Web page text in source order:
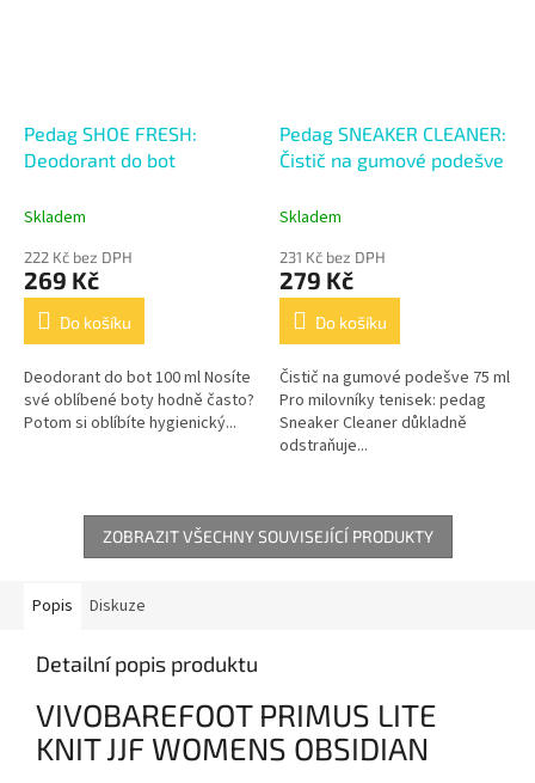
Pedag SHOE FRESH:
Deodorant do bot
Skladem
222 Kč bez DPH
269 Kč
Do košíku
Deodorant do bot 100 ml Nosíte
své oblíbené boty hodně často?
Potom si oblíbíte hygienický...
Pedag SNEAKER CLEANER:
Čistič na gumové podešve
Skladem
231 Kč bez DPH
279 Kč
Do košíku
Čistič na gumové podešve 75 ml
Pro milovníky tenisek: pedag
Sneaker Cleaner důkladně
odstraňuje...
ZOBRAZIT VŠECHNY SOUVISEJÍCÍ PRODUKTY
Popis Diskuze
Detailní popis produktu
VIVOBAREFOOT PRIMUS LITE
KNIT JJF WOMENS OBSIDIAN